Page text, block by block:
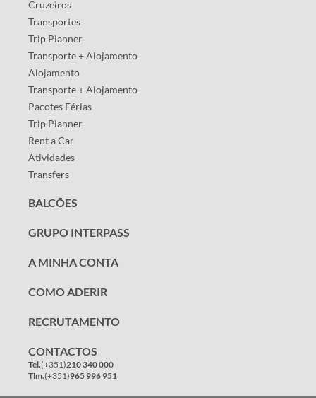
Cruzeiros
Transportes
Trip Planner
Transporte + Alojamento
Alojamento
Transporte + Alojamento
Pacotes Férias
Trip Planner
Rent a Car
Atividades
Transfers
BALCÕES
GRUPO INTERPASS
A MINHA CONTA
COMO ADERIR
RECRUTAMENTO
CONTACTOS
Tel.(+351)210 340 000
Tlm.(+351)965 996 951